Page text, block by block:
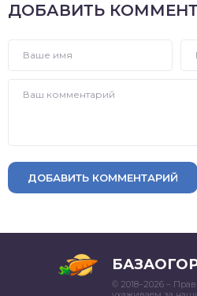
ДОБАВИТЬ
ДОБАВИТЬ КОММЕНТАРИЙ
© 2018–2026 –